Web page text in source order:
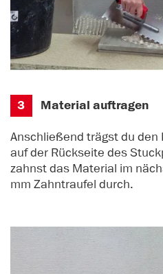
3 Material auftragen
Anschließend trägst du den
auf der Rückseite des
zahnst das Material im
mm Zahntraufel durch.